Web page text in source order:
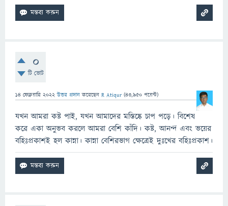
0
টি ভোট
14 ফেব্রুয়ারি 2022 উত্তর প্রদান করেছেন R Atiqur (43,950 পয়েন্ট)
যখন আমরা কষ্ট পাই, যখন আমাদের মস্তিষ্কে চাপ পড়ে। বিশেষ
করে একা অনুভব করলে আমরা বেশি কাঁদি। কষ্ট, আনন্দ এবং ভয়ের
বহিঃপ্রকাশই হল কান্না। কান্না বেশিরভাগ ক্ষেত্রেই দুঃখের বহিঃপ্রকাশ।